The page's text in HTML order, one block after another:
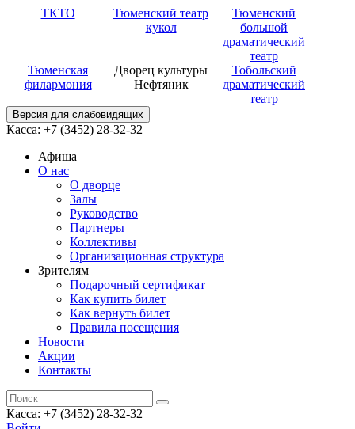
ТКТО
Тюменский театр
кукол
Тюменский
большой
драматический
театр
Тюменская
филармония
Дворец культуры
Нефтяник
Тобольский
драматический
театр
Версия для слабовидящих
Касса: +7 (3452) 28-32-32
Афиша
О нас
О дворце
Залы
Руководство
Партнеры
Коллективы
Организационная структура
Зрителям
Подарочный сертификат
Как купить билет
Как вернуть билет
Правила посещения
Новости
Акции
Контакты
Касса: +7 (3452) 28-32-32